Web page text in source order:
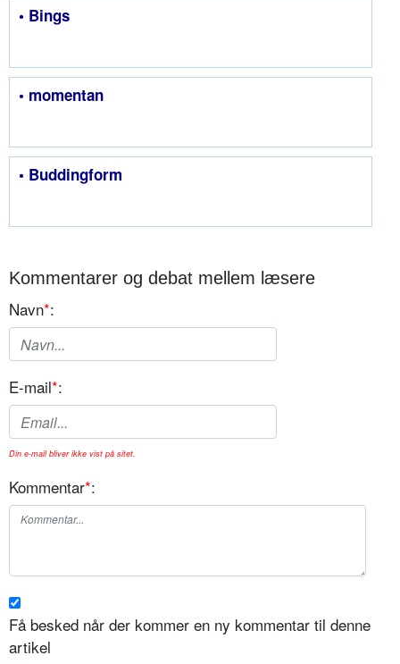
• Bings
• momentan
• Buddingform
Kommentarer og debat mellem læsere
Navn*:
E-mail*:
Din e-mail bliver ikke vist på sitet.
Kommentar*:
Få besked når der kommer en ny kommentar til denne
artikel